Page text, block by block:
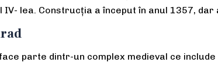
lea. Construcția a început în anul 1357,
face parte dintr-un complex medieval ce